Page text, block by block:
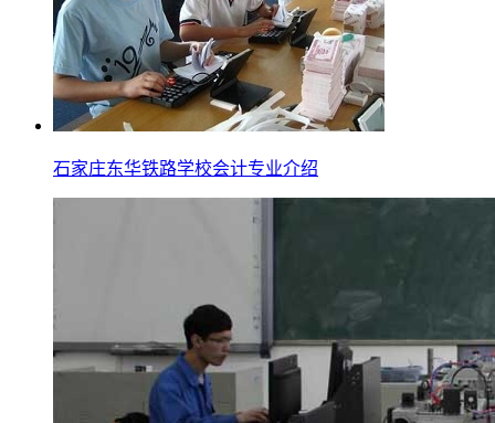
石家庄东华铁路学校会计专业介绍